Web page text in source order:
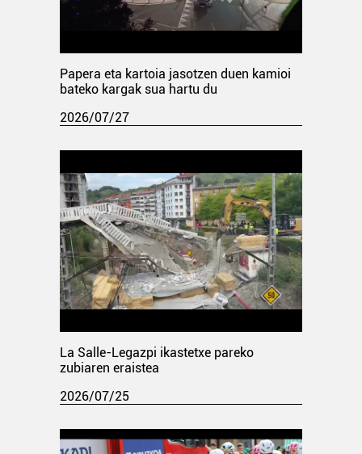
Papera eta kartoia jasotzen duen kamioi
bateko kargak sua hartu du
2026/07/27
La Salle-Legazpi ikastetxe pareko
zubiaren eraistea
2026/07/25